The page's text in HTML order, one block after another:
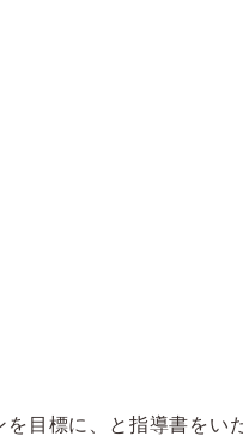
目標に、と指導書を